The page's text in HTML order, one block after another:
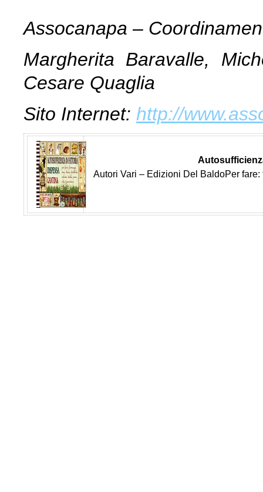
Assocanapa –
Margherita Baravalle,
Cesare Quaglia
Sito Internet: http://
Autori Vari – Edizioni Del BaldoPer